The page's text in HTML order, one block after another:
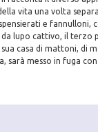
vita una volta
e fannulloni,
lupo cattivo, il terzo
casa di mattoni, di
sarà messo in fuga